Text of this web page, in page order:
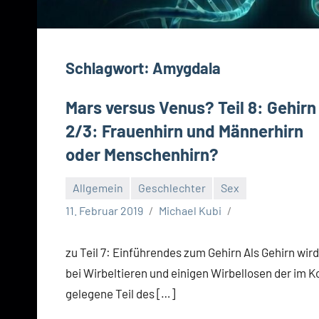
Schlagwort: Amygdala
Mars versus Venus? Teil 8: Gehirn
2/3: Frauenhirn und Männerhirn
oder Menschenhirn?
Allgemein Geschlechter
Sex
11. Februar 2019
Michael Kubi
zu Teil 7: Einführendes zum Gehirn Als Gehirn wird
bei Wirbeltieren und einigen Wirbellosen der im
gelegene Teil des […]